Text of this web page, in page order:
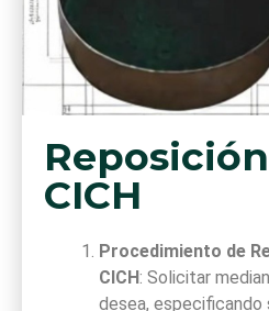
CICH
Procedimiento de
CICH: Solicitar
desea,